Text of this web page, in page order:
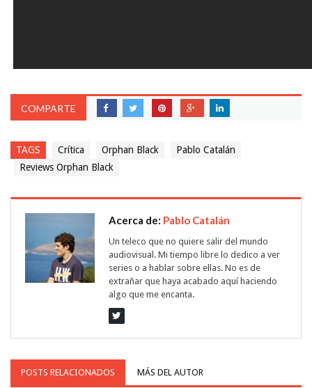
COMPARTE
TAGS Crítica Orphan Black
Pablo Catalán
Reviews Orphan Black
Acerca de: Pablo Catalán
Un teleco que no quiere salir del mundo
audiovisual. Mi tiempo libre lo dedico a ver
series o a hablar sobre ellas. No es de
extrañar que haya acabado aquí haciendo
algo que me encanta.
POSTS RELACIONADOS MÁS DEL AUTOR